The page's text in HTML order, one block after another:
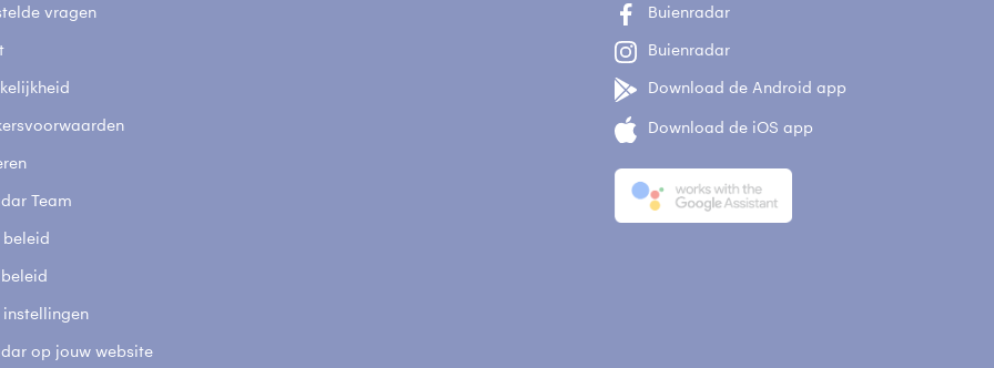
vragen
Team
beleid
instellingen
op jouw website
Buienradar
Buienradar
Download de Android app
Download de iOS app